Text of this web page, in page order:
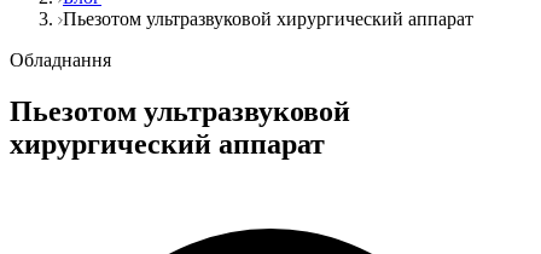
Пьезотом ультразвуковой хирургический аппарат
Обладнання
Пьезотом ультразвуковой
хирургический аппарат